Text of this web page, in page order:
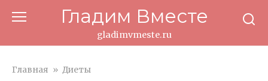
Гладим Вместе
gladimvmeste.ru
Главная » Диеты